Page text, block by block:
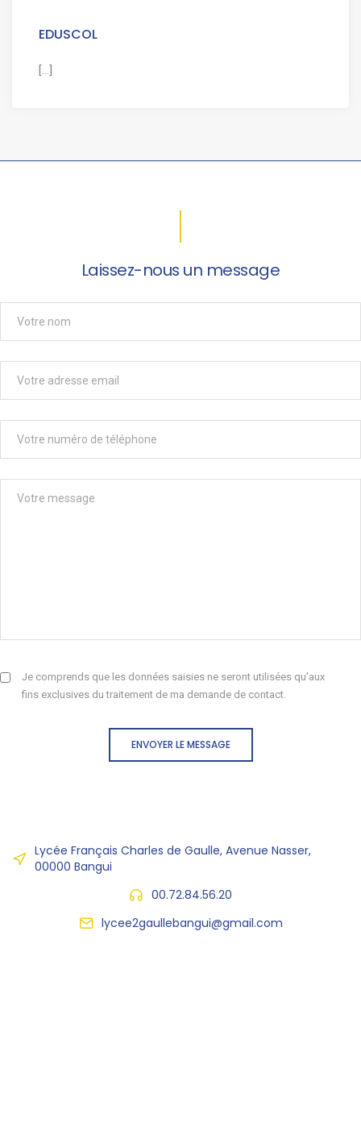
EDUSCOL
[...]
Laissez-nous un message
Je comprends que les données saisies ne seront utilisées qu'aux
fins exclusives du traitement de ma demande de contact.
ENVOYER LE MESSAGE
Lycée Français Charles de Gaulle, Avenue Nasser,
00000 Bangui
00.72.84.56.20
lycee2gaullebangui@gmail.com